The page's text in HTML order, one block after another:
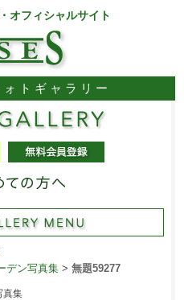
オフィシャルサイト
トギャラリー
デン写真集> 無題59277
真集